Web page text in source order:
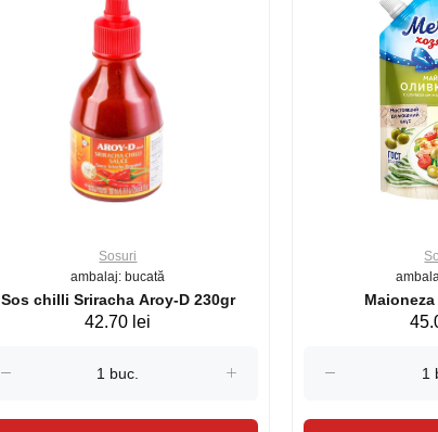
Sosuri
ambalaj: bucată
Sos chilli Sriracha Aroy-D 230gr
42.70 lei